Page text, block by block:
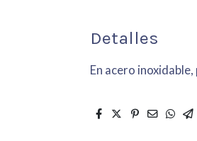
Detalles
En acero